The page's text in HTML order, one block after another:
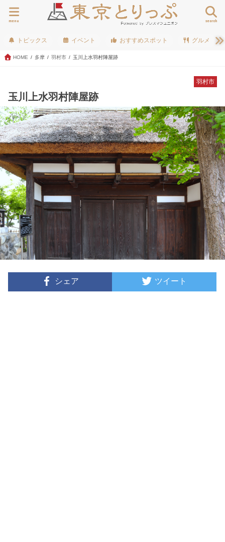
search
menu
トピックス イベント おすすめスポット グルメ
HOME 多摩 羽村市 玉川上水羽村陣屋跡
羽村市
玉川上水羽村陣屋跡
シェア ツイート